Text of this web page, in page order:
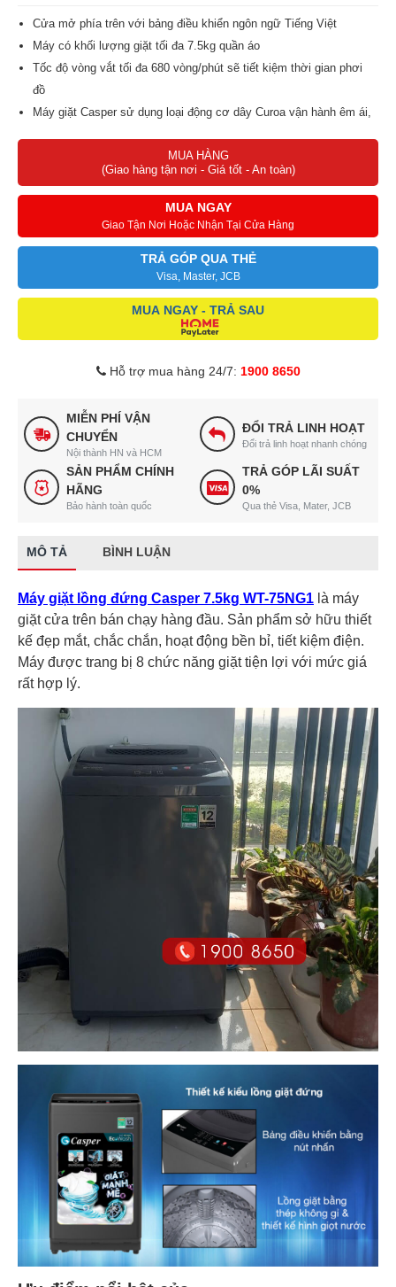
Cửa mở phía trên với bảng điều khiển ngôn ngữ Tiếng Việt
Máy có khối lượng giặt tối đa 7.5kg quần áo
Tốc độ vòng vắt tối đa 680 vòng/phút sẽ tiết kiệm thời gian phơi
đồ
Máy giặt Casper sử dụng loại động cơ dây Curoa vận hành êm ái,
Máy giặt được cài đặt sẵn 8 chương trình giặt.
MUA HÀNG
(Giao hàng tận nơi - Giá tốt - An toàn)
MUA NGAY
Giao Tận Nơi Hoặc Nhận Tại Cửa Hàng
TRẢ GÓP QUA THẺ
Visa, Master, JCB
MUA NGAY - TRẢ SAU
Hỗ trợ mua hàng 24/7: 1900 8650
MIỄN PHÍ VẬN
CHUYỂN
Nội thành HN và HCM
ĐỔI TRẢ LINH HOẠT
Đổi trả linh hoạt nhanh chóng
SẢN PHẨM CHÍNH
HÃNG
Bảo hành toàn quốc
TRẢ GÓP LÃI SUẤT
0%
Qua thẻ Visa, Mater, JCB
MÔ TẢ BÌNH LUẬN
Máy giặt lồng đứng Casper 7.5kg WT-75NG1 là máy
giặt cửa trên bán chạy hàng đầu. Sản phẩm sở hữu thiết
kế đẹp mắt, chắc chắn, hoạt động bền bỉ, tiết kiệm điện.
Máy được trang bị 8 chức năng giặt tiện lợi với mức giá
rất hợp lý.